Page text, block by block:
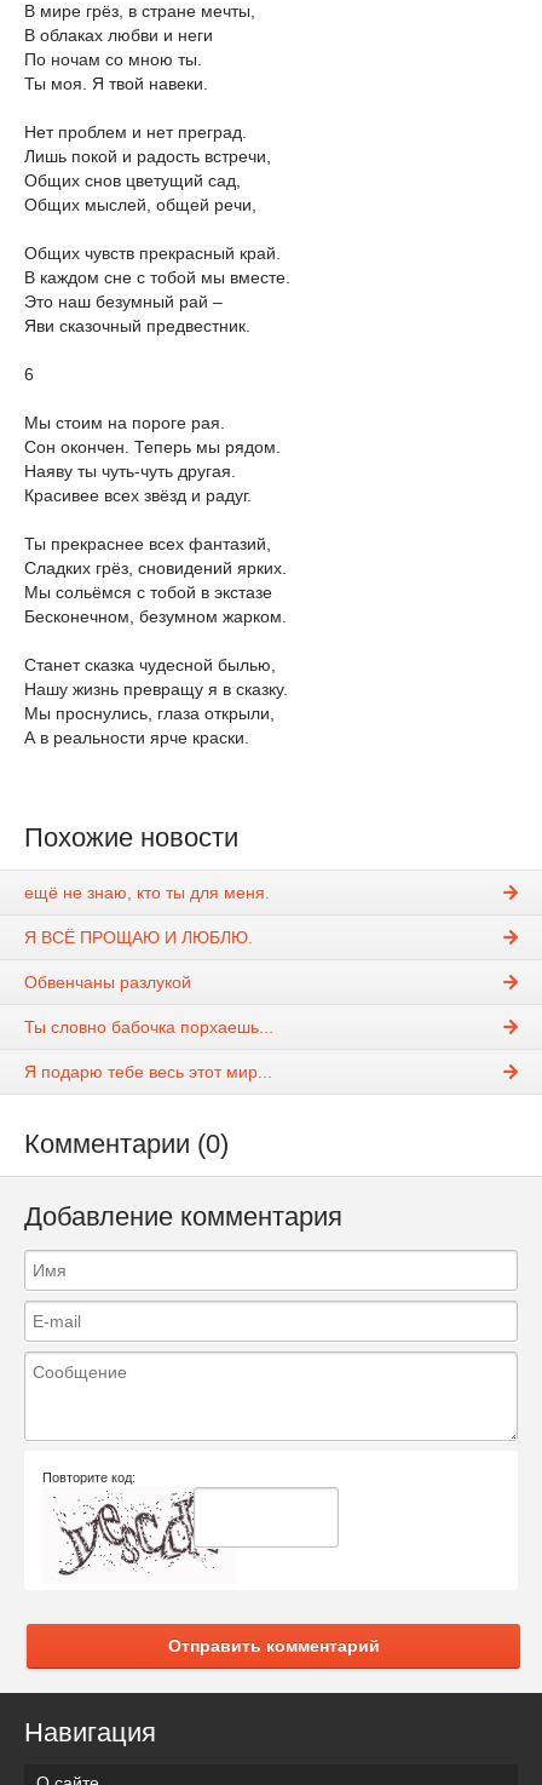
В мире грёз, в стране мечты,
В облаках любви и неги
По ночам со мною ты.
Ты моя. Я твой навеки.
Нет проблем и нет преград.
Лишь покой и радость встречи,
Общих снов цветущий сад,
Общих мыслей, общей речи,
Общих чувств прекрасный край.
В каждом сне с тобой мы вместе.
Это наш безумный рай –
Яви сказочный предвестник.
6
Мы стоим на пороге рая.
Сон окончен. Теперь мы рядом.
Наяву ты чуть-чуть другая.
Красивее всех звёзд и радуг.
Ты прекраснее всех фантазий,
Сладких грёз, сновидений ярких.
Мы сольёмся с тобой в экстазе
Бесконечном, безумном жарком.
Станет сказка чудесной былью,
Нашу жизнь превращу я в сказку.
Мы проснулись, глаза открыли,
А в реальности ярче краски.
Похожие новости
ещё не знаю, кто ты для меня.
Я ВСЁ ПРОЩАЮ И ЛЮБЛЮ.
Обвенчаны разлукой
Ты словно бабочка порхаешь...
Я подарю тебе весь этот мир...
Комментарии (0)
Добавление комментария
Повторите код:
Отправить комментарий
Навигация